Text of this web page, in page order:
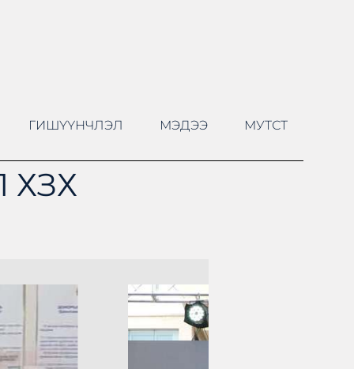
ГИШҮҮНЧЛЭЛ МЭДЭЭ МУТСТ